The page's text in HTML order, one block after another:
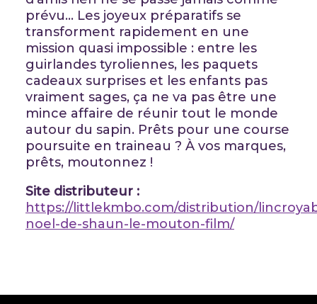
prévu… Les joyeux préparatifs se
transforment rapidement en une
mission quasi impossible : entre les
guirlandes tyroliennes, les paquets
cadeaux surprises et les enfants pas
vraiment sages, ça ne va pas être une
mince affaire de réunir tout le monde
autour du sapin. Prêts pour une course
poursuite en traineau ? À vos marques,
prêts, moutonnez !
Site distributeur :
https://littlekmbo.com/distribution/
noel-de-shaun-le-mouton-film/